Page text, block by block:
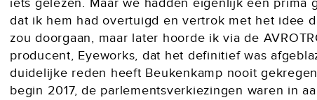
iets gelezen. Maar we hadden eigenlijk een prima
dat ik hem had overtuigd en vertrok met het idee
zou doorgaan, maar later hoorde ik via de
producent, Eyeworks, dat het definitief was
duidelijke reden heeft Beukenkamp nooit
begin 2017, de parlementsverkiezingen waren in